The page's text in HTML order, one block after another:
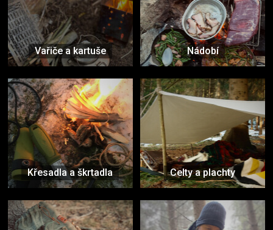
Vařiče a kartuše Nádobí
Křesadla a škrtadla Celty a plachty